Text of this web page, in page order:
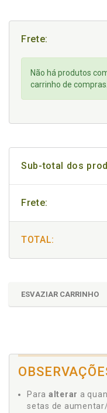
Frete:
Não há produtos
carrinho de compras.
Sub-total dos
Frete:
TOTAL:
ESVAZIAR CARRINHO
Para alterar a
setas de